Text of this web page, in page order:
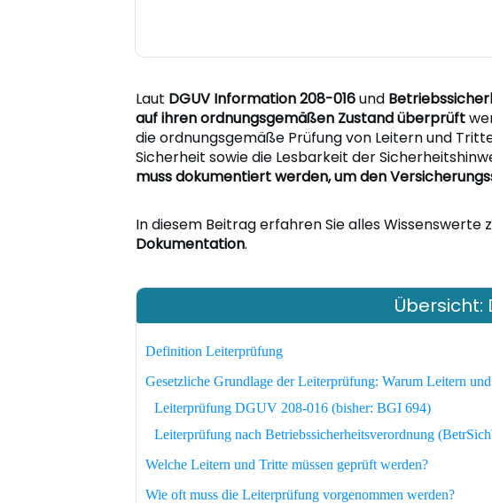
Laut DGUV Information 208-016und
auf ihren ordnungsgemäßen Zustand überprüft
die ordnungsgemäße Prüfung von Leitern und
Sicherheit sowie die Lesbarkeit der
muss dokumentiert werden, um den
In diesem Beitrag erfahren Sie alles Wissenswerte
Dokumentation.
Übersicht:
Definition Leiterprüfung
Gesetzliche Grundlage der Leiterprüfung: Warum Leitern
Leiterprüfung DGUV 208-016 (bisher: BGI 694)
Leiterprüfung nach Betriebssicherheitsverordnung
Welche Leitern und Tritte müssen geprüft werden?
Wie oft muss die Leiterprüfung vorgenommen werden?